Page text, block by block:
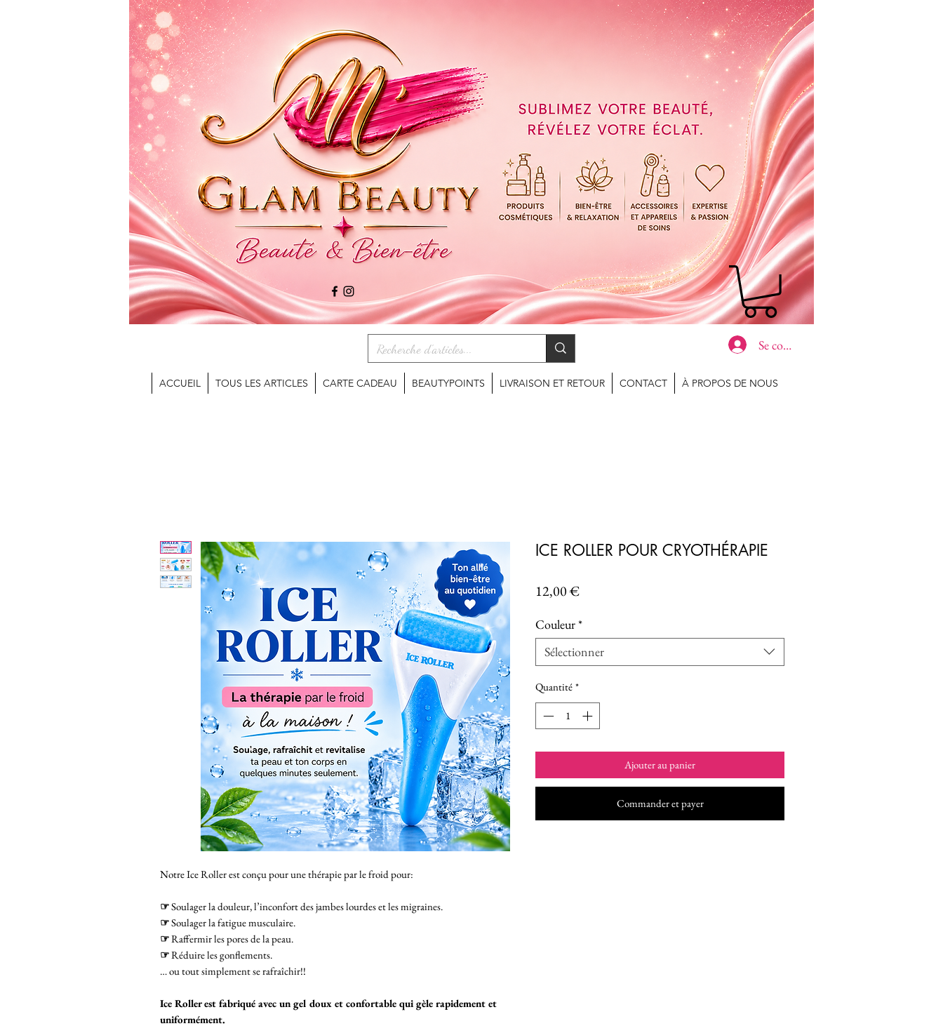
Se connecter
ACCUEIL TOUS LES ARTICLES CARTE CADEAU BEAUTYPOINTS LIVRAISON ET RETOUR CONTACT À PROPOS DE NOUS
Notre Ice Roller est conçu pour une thérapie par le froid pour:
☞Soulager la douleur, l’inconfort des jambes lourdes et les migraines.
☞Soulager la fatigue musculaire.
☞Raffermir les pores de la peau.
☞Réduire les gonflements.
… ou tout simplement se rafraîchir!!
Ice Roller est fabriqué avec un gel doux et confortable qui gèle rapidement et
uniformément.
ICE ROLLER POUR CRYOTHÉRAPIE
12,00 €Prix
Couleur*
Sélectionner
Quantité *
Ajouter au panier
Commander et payer